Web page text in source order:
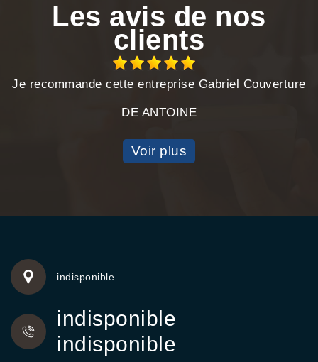
Les avis de nos
clients
Je recommande cette entreprise Gabriel Couverture
DE ANTOINE
Voir plus
indisponible
indisponible
indisponible